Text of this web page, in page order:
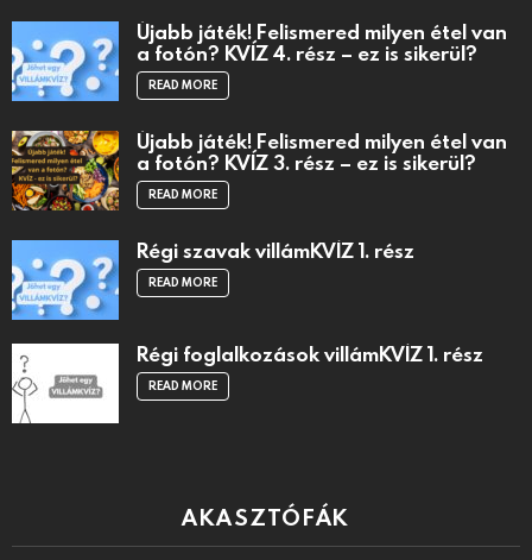
Újabb játék! Felismered milyen étel van
a fotón? KVÍZ 4. rész – ez is sikerül?
READ MORE
Újabb játék! Felismered milyen étel van
a fotón? KVÍZ 3. rész – ez is sikerül?
READ MORE
Régi szavak villámKVÍZ 1. rész
READ MORE
Régi foglalkozások villámKVÍZ 1. rész
READ MORE
AKASZTÓFÁK